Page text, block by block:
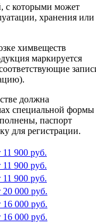
с которыми может
хранения или
химвеществ
маркируется
должна
специальной формы
паспорт
для регистрации.
11 900 руб.
11 900 руб.
11 900 руб.
20 000 руб.
16 000 руб.
16 000 руб.